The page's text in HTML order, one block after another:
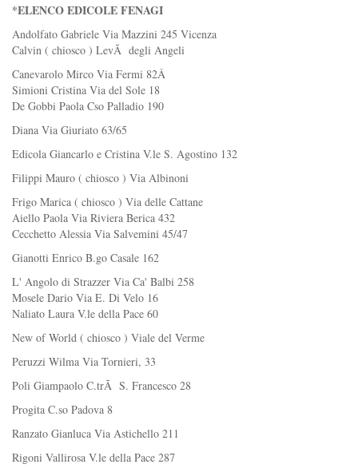
*ELENCO EDICOLE FENAGI
Andolfato Gabriele Via Mazzini 245 Vicenza
Calvin ( chiosco ) LevÃ degli Angeli
Canevarolo Mirco Via Fermi 82Â
Simioni Cristina Via del Sole 18
De Gobbi Paola Cso Palladio 190
Diana Via Giuriato 63/65
Edicola Giancarlo e Cristina V.le S. Agostino 132
Filippi Mauro ( chiosco ) Via Albinoni
Frigo Marica ( chiosco ) Via delle Cattane
Aiello Paola Via Riviera Berica 432
Cecchetto Alessia Via Salvemini 45/47
Gianotti Enrico B.go Casale 162
L' Angolo di Strazzer Via Ca' Balbi 258
Mosele Dario Via E. Di Velo 16
Naliato Laura V.le della Pace 60
New of World ( chiosco ) Viale del Verme
Peruzzi Wilma Via Tornieri, 33
Poli Giampaolo C.trÃ S. Francesco 28
Progita C.so Padova 8
Ranzato Gianluca Via Astichello 211
Rigoni Vallirosa V.le della Pace 287